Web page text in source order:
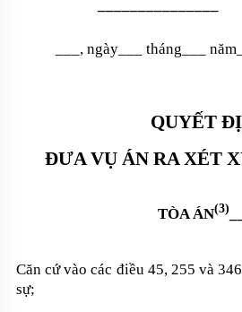
–––––––––––––––
,ngày___ tháng___
QUYẾT
ĐƯA VỤ ÁN RA XÉT
TÒA ÁN(3)
Căn cứ vào các điều 45, 255 và
sự;